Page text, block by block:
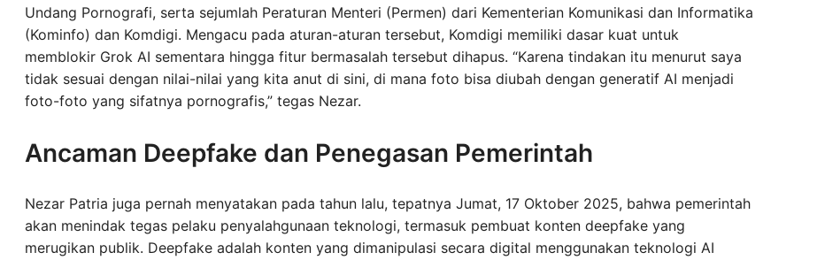
Undang Pornografi, serta sejumlah Peraturan Menteri (Permen) dari Kementerian Komunikasi dan Informatika
(Kominfo) dan Komdigi. Mengacu pada aturan-aturan tersebut, Komdigi memiliki dasar kuat untuk
memblokir Grok AI sementara hingga fitur bermasalah tersebut dihapus. “Karena tindakan itu menurut saya
tidak sesuai dengan nilai-nilai yang kita anut di sini, di mana foto bisa diubah dengan generatif AI menjadi
foto-foto yang sifatnya pornografis,” tegas Nezar.
Ancaman Deepfake dan Penegasan Pemerintah
Nezar Patria juga pernah menyatakan pada tahun lalu, tepatnya Jumat, 17 Oktober 2025, bahwa pemerintah
akan menindak tegas pelaku penyalahgunaan teknologi, termasuk pembuat konten deepfake yang
merugikan publik. Deepfake adalah konten yang dimanipulasi secara digital menggunakan teknologi AI